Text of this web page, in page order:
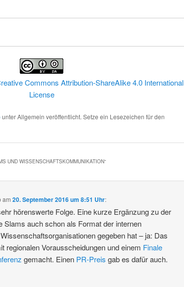
Commons Attribution-ShareAlike 4.0 International
License
unter Allgemein veröffentlicht. Setze ein Lesezeichen für den
UND WISSENSCHAFTSKOMMUNIKATION“
am20. September 2016 um 8:51 Uhr:
hörenswerte Folge. Eine kurze Ergänzung zu der
Slams auch schon als Format der internen
gegeben hat – ja: Das
regionalen Vorausscheidungen und einem Finale
gemacht. Einen PR-Preis gab es dafür auch.